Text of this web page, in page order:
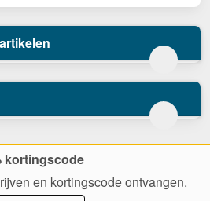
kortingscode
en kortingscode ontvangen.